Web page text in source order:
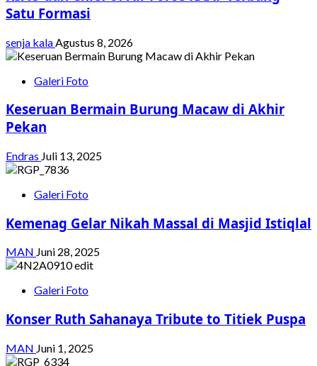
Satu Formasi
senja kala Agustus 8, 2026
Galeri Foto
Keseruan Bermain Burung Macaw di Akhir
Pekan
Endras Juli 13, 2025
Galeri Foto
Kemenag Gelar Nikah Massal di Masjid Istiqlal
MAN Juni 28, 2025
Galeri Foto
Konser Ruth Sahanaya Tribute to Titiek Puspa
MAN Juni 1, 2025